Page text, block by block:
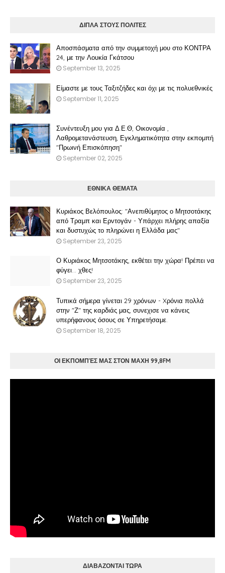
ΔΙΠΛΑ ΣΤΟΥΣ ΠΟΛΙΤΕΣ
Αποσπάσματα από την συμμετοχή μου στο ΚΟΝΤΡΑ
24, με την Λουκία Γκάτσου
September 13, 2025
Είμαστε με τους Ταξιτζήδες και όχι με τις πολυεθνικές
September 11, 2025
Συνέντευξη μου για Δ.Ε.Θ, Οικονομία ,
Λαθρομετανάστευση, Εγκληματικότητα στην εκπομπή
"Πρωινή Επισκόπηση"
September 02, 2025
ΕΘΝΙΚΑ ΘΕΜΑΤΑ
Κυριάκος Βελόπουλος: "Ανεπιθύμητος ο Μητσοτάκης
από Τραμπ και Ερντογάν - Υπάρχει πλήρης απαξία
και δυστυχώς το πληρώνει η Ελλάδα μας"
September 23, 2025
Ο Κυριάκος Μητσοτάκης, εκθέτει την χώρα! Πρέπει να
φύγει… χθες!
September 23, 2025
Τυπικά σήμερα γίνεται 29 χρόνων - Xρόνια πολλά
στην "Ζ" της καρδιάς μας, συνεχισε να κάνεις
υπερήφανους όσους σε Υπηρετήσαμε.
September 18, 2025
ΟΙ ΕΚΠΟΜΠΈΣ ΜΑΣ ΣΤΟΝ ΜΑΧΗ 99,8FM
ΔΙΑΒΑΖΟΝΤΑΙ ΤΩΡΑ